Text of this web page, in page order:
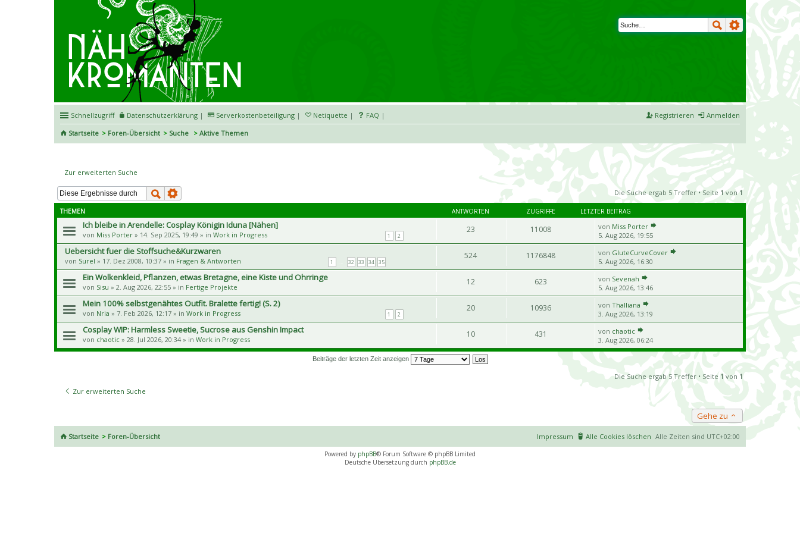
Schnellzugriff Datenschutzerklärung | Serverkostenbeteiligung | Netiquette | FAQ | Anmelden
Registrieren
Startseite
Foren-Übersicht Suche Aktive Themen
Zur erweiterten Suche
Die Suche ergab 5 Treffer • Seite 1 von 1
THEMEN ANTWORTEN ZUGRIFFE LETZTER BEITRAG
Ich bleibe in Arendelle: Cosplay Königin Iduna [Nähen]
1 2
von Miss Porter » 14. Sep 2025, 19:49 » in Work in Progress
23 11008 von Miss Porter
5. Aug 2026, 19:55
Uebersicht fuer die Stoffsuche&Kurzwaren
1 32 33 34 35
von Surel » 17. Dez 2008, 10:37 » in Fragen & Antworten
524 1176848 von GluteCurveCover
5. Aug 2026, 16:30
Ein Wolkenkleid, Pflanzen, etwas Bretagne, eine Kiste und Ohrringe
von Sisu » 2. Aug 2026, 22:55 » in Fertige Projekte
12 623 von Sevenah
5. Aug 2026, 13:46
Mein 100% selbstgenähtes Outfit. Bralette fertig! (S. 2)
1 2
von Nria » 7. Feb 2026, 12:17 » in Work in Progress
20 10936 von Thalliana
3. Aug 2026, 13:19
Cosplay WIP: Harmless Sweetie, Sucrose aus Genshin Impact
von chaotic » 28. Jul 2026, 20:34 » in Work in Progress
10 431 von chaotic
3. Aug 2026, 06:24
Beiträge der letzten Zeit anzeigen
Die Suche ergab 5 Treffer • Seite 1 von 1
Zur erweiterten Suche
Gehe zu
Startseite Foren-Übersicht Alle Zeiten sind UTC+02:00
Alle Cookies löschen
Impressum
Powered by phpBB® Forum Software © phpBB Limited
Deutsche Übersetzung durch phpBB.de